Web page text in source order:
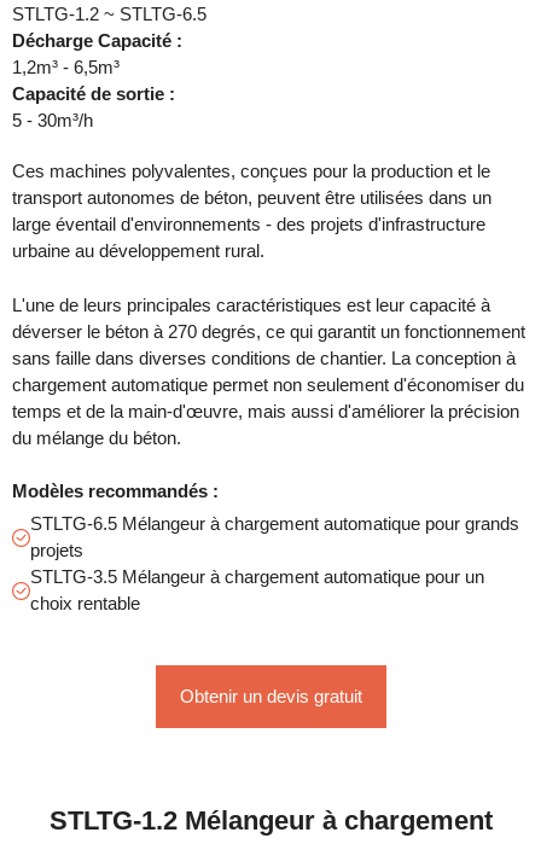
STLTG-1.2 ~ STLTG-6.5
Décharge Capacité :
1,2m³ - 6,5m³
Capacité de sortie :
5 - 30m³/h
Ces machines polyvalentes, conçues pour la production et le
transport autonomes de béton, peuvent être utilisées dans un
large éventail d'environnements - des projets d'infrastructure
urbaine au développement rural.
L'une de leurs principales caractéristiques est leur capacité à
déverser le béton à 270 degrés, ce qui garantit un fonctionnement
sans faille dans diverses conditions de chantier. La conception à
chargement automatique permet non seulement d'économiser du
temps et de la main-d'œuvre, mais aussi d'améliorer la précision
du mélange du béton.
Modèles recommandés :
STLTG-6.5 Mélangeur à chargement automatique pour grands
projets
STLTG-3.5 Mélangeur à chargement automatique pour un
choix rentable
Obtenir un devis gratuit
STLTG-1.2 Mélangeur à chargement